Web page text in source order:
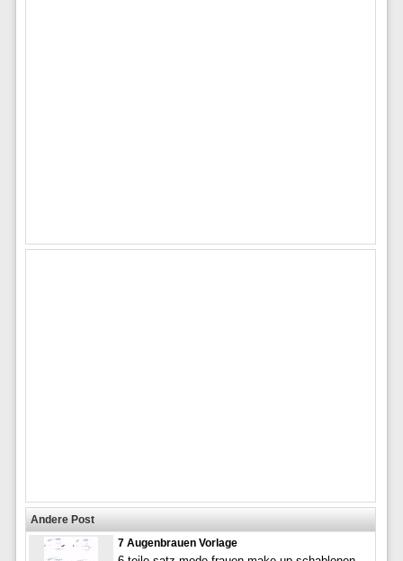
Andere Post
7 Augenbrauen Vorlage